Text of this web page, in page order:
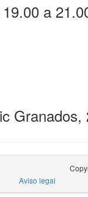
a
Aviso legal